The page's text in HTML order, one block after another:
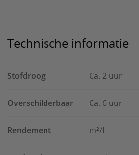
Technische informatie
Stofdroog Ca. 2 uur
Overschilderbaar Ca. 6 uur
Rendement m²/L